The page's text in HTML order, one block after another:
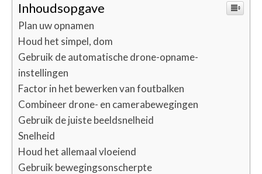
Inhoudsopgave
Plan uw opnamen
Houd het simpel, dom
Gebruik de automatische drone-opname-
instellingen
Factor in het bewerken van foutbalken
Combineer drone- en camerabewegingen
Gebruik de juiste beeldsnelheid
Snelheid
Houd het allemaal vloeiend
Gebruik bewegingsonscherpte